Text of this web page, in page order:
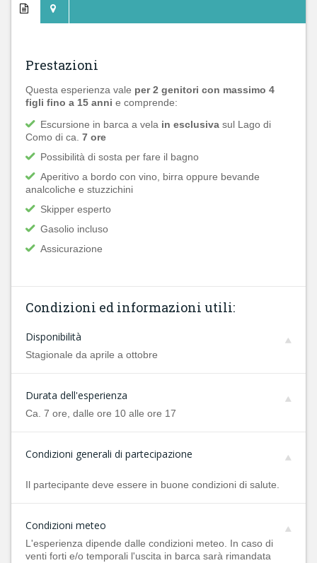
Prestazioni
Questa esperienza vale per 2 genitori con massimo 4
figli fino a 15 anni e comprende:
Escursione in barca a vela in esclusiva sul Lago di
Como di ca. 7 ore
Possibilità di sosta per fare il bagno
Aperitivo a bordo con vino, birra oppure bevande
analcoliche e stuzzichini
Skipper esperto
Gasolio incluso
Assicurazione
Condizioni ed informazioni utili:
Disponibilità
Stagionale da aprile a ottobre
Durata dell'esperienza
Ca. 7 ore, dalle ore 10 alle ore 17
Condizioni generali di partecipazione
Il partecipante deve essere in buone condizioni di salute.
Condizioni meteo
L'esperienza dipende dalle condizioni meteo. In caso di
venti forti e/o temporali l'uscita in barca sarà rimandata